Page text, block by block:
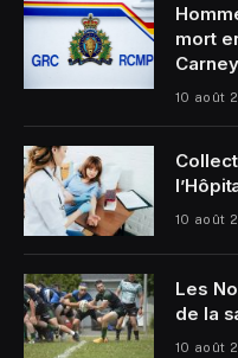
mort
Carney
10 août
10 août
Les
de la
10 août